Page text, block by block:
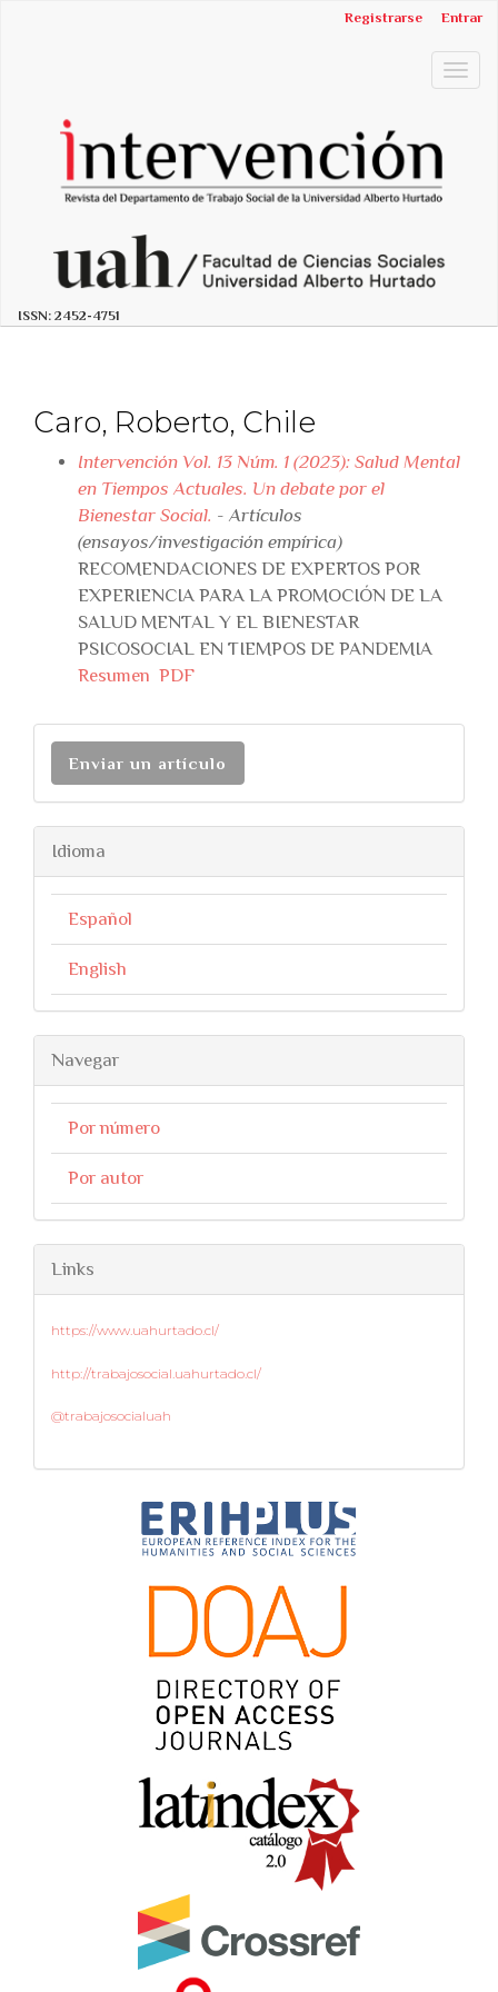
##plugins.themes.bootstrap3.accessible_menu.label##
Registrarse Entrar
ISSN: 2452-4751
Caro, Roberto, Chile
Intervención Vol. 13 Núm. 1 (2023): Salud Mental
en Tiempos Actuales. Un debate por el
Bienestar Social. - Artículos
(ensayos/investigación empírica)
RECOMENDACIONES DE EXPERTOS POR
EXPERIENCIA PARA LA PROMOCIÓN DE LA
SALUD MENTAL Y EL BIENESTAR
PSICOSOCIAL EN TIEMPOS DE PANDEMIA
Resumen PDF
Enviar un artículo
Idioma
Español
English
Navegar
Por número
Por autor
Links
https://www.uahurtado.cl/
http://trabajosocial.uahurtado.cl/
@trabajosocialuah